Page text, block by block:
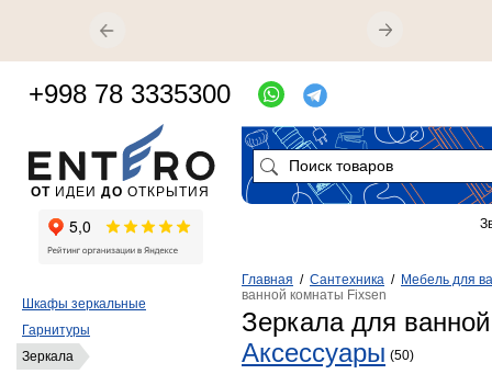
Главная / Сантехника / Мебель для
ванной комнаты Fixsen
Зеркала для
Аксессуары (50)
Шкафы зеркальные
Гарнитуры
Зеркала
ОТ ИДЕИ ДО ОТКРЫТИЯ
+998 78 3335300